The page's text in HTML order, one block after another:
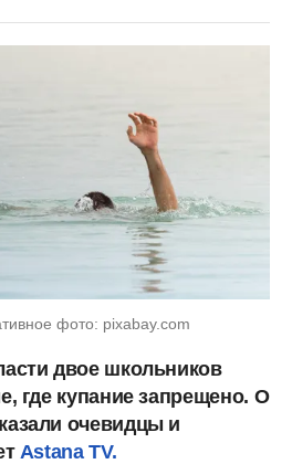
фото: pixabay.com
двое школьников
где купание запрещено. О
очевидцы и
Astana TV.